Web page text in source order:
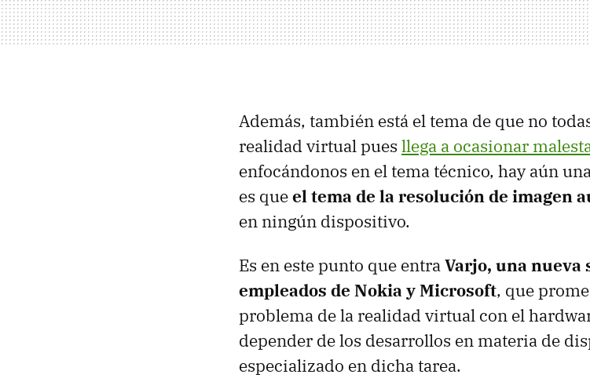
Además, también está el tema de que no
realidad virtual pues llega a ocasionar
enfocándonos en el tema técnico, hay aún
es queel tema de la resolución de imagen
en ningún dispositivo.
Es en este punto que entraVarjo, una nueva
empleados de Nokia y Microsoft, que
problema de la realidad virtual con el
depender de los desarrollos en materia de
especializado en dicha tarea.